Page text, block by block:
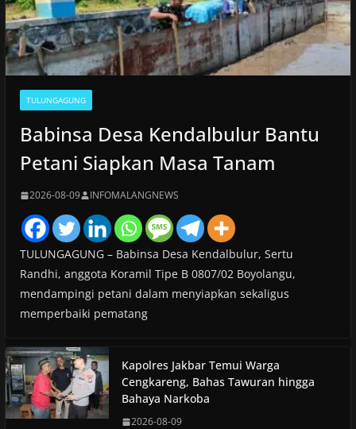
TULUNGAGUNG
Babinsa Desa Kendalbulur Bantu
Petani Siapkan Masa Tanam
2026-08-09 INFOMALANGNEWS
TULUNGAGUNG – Babinsa Desa Kendalbulur, Sertu
Randhi, anggota Koramil Tipe B 0807/02 Boyolangu,
mendampingi petani dalam menyiapkan sekaligus
memperbaiki pematang
Kapolres Jakbar Temui Warga
Cengkareng, Bahas Tawuran hingga
Bahaya Narkoba
2026-08-09